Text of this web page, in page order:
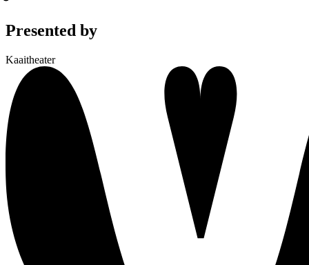
Presented by
Kaaitheater